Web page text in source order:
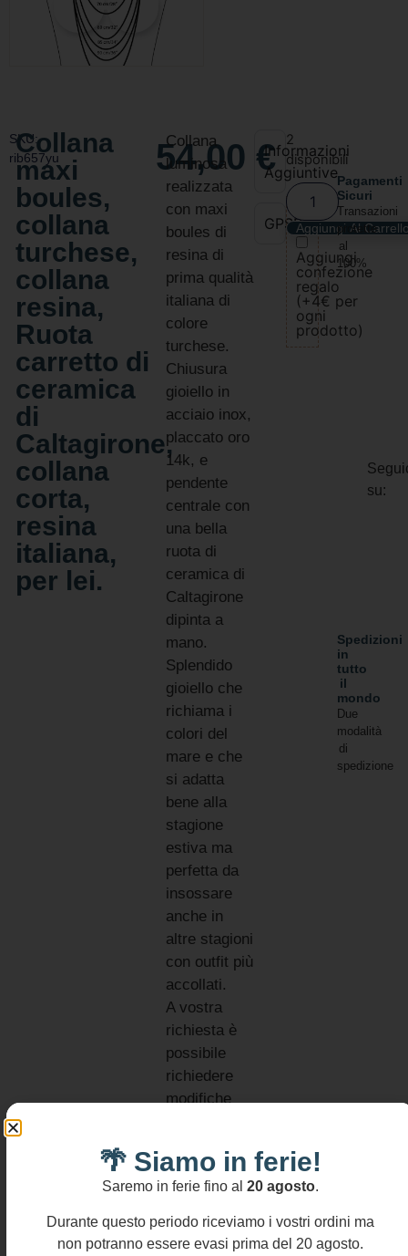
SKU:
rib657yu
Collana
maxi
boules,
collana
turchese,
collana
resina,
Ruota
carretto di
ceramica
di
Caltagirone,
collana
corta,
resina
italiana,
per lei.
54,00€
Collana
luminosa
realizzata
con maxi
boules di
resina di
prima qualità
italiana di
colore
turchese.
Chiusura
gioiello in
acciaio inox,
placcato oro
14k, e
pendente
centrale con
una bella
ruota di
ceramica di
Caltagirone
dipinta a
mano.
Splendido
gioiello che
richiama i
colori del
mare e che
si adatta
bene alla
stagione
estiva ma
perfetta da
insossare
anche in
altre stagioni
con outfit più
accollati.
A vostra
richiesta è
possibile
richiedere
modifiche
e del
ciondolo.
MATERIALI:
Acciaio
Informazioni
Aggiuntive
GPSR
2
disponibili
Aggiungi Al
Aggiungi
confezione
regalo
(+4€ per
ogni
prodotto)
Pagamenti
Sicuri
Transazioni
protette
al
100%
Spedizioni
in
tutto
il
mondo
Due
modalità
di
spedizione
entro
14
su:
🌴 Siamo in ferie!
Saremo in ferie fino al 20 agosto.
Durante questo periodo riceviamo i vostri ordini ma
non potranno essere evasi prima del 20 agosto.